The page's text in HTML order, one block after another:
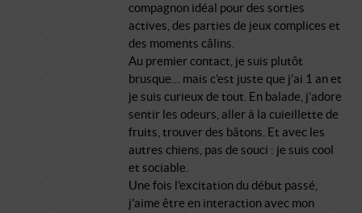
compagnon idéal pour des sorties
actives, des parties de jeux complices et
des moments câlins.
Au premier contact, je suis plutôt
brusque… mais c’est juste que j’ai 1 an et
je suis curieux de tout. En balade, j’adore
sentir les odeurs, aller à la cuieillette de
fruits, trouver des bâtons. Et avec les
autres chiens, pas de souci : je suis cool
et sociable.
Une fois l’excitation du début passé,
j’aime être en interaction avec mon